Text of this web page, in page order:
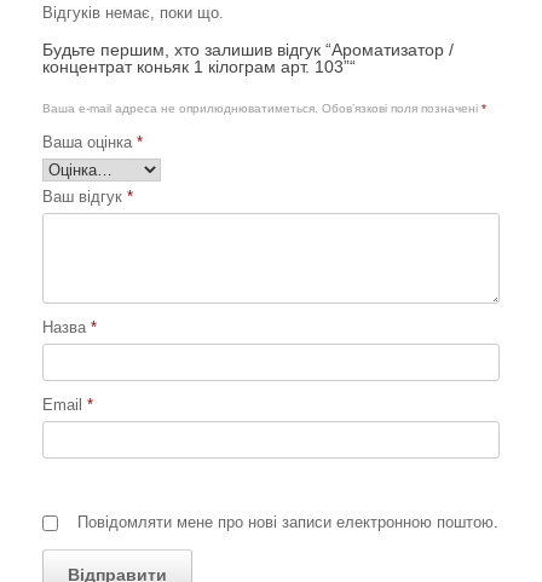
Відгуків немає, поки що.
Будьте першим, хто залишив відгук “Ароматизатор /
концентрат коньяк 1 кілограм арт. 103”“
Ваша e-mail адреса не оприлюднюватиметься. Обов’язкові поля позначені *
Ваша оцінка *
Ваш відгук *
Назва *
Email *
Повідомляти мене про нові записи електронною поштою.